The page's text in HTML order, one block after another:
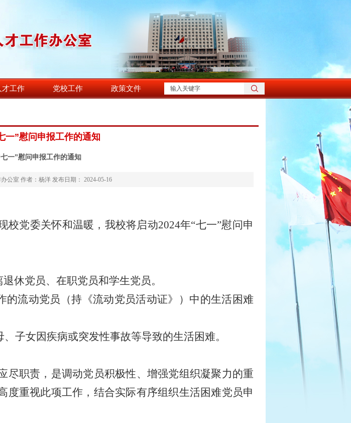
才工作 党校工作 政策文件
一”慰问申报工作的通知
一”慰问申报工作的通知
公室 作者：杨洋 发布日期： 2024-05-16
校党委关怀和温暖，我校将启动2024年“七一”慰问申
休党员、在职党员和学生党员。
的流动党员（持《流动党员活动证》）中的生活困难
子女因疾病或突发性事故等导致的生活困难。
尽职责，是调动党员积极性、增强党组织凝聚力的重
度重视此项工作，结合实际有序组织生活困难党员申